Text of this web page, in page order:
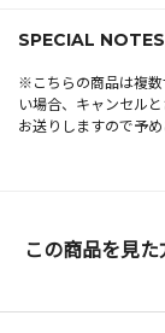
SPECIAL NOTES
※こちらの商品は複
い場合、キャンセル
お送りしますので予め
この商品を見